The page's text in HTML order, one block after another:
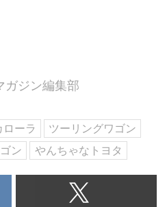
ガジン編集部
ローラ
ツーリングワゴン
ン やんちゃなトヨタ